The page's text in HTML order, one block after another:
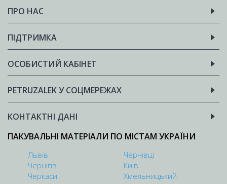
ПРО НАС
ПІДТРИМКА
ОСОБИСТИЙ КАБІНЕТ
PETRUZALEK У СОЦМЕРЕЖАХ
КОНТАКТНІ ДАНІ
ПАКУВАЛЬНІ МАТЕРІАЛИ ПО МІСТАМ УКРАЇНИ
Львів
Чернівці
Чернігів
Київ
Черкаси
Хмельницький